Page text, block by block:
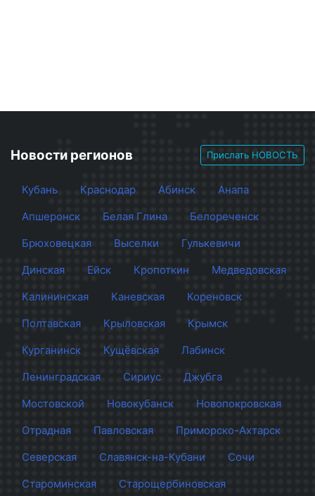
Новости регионов Прислать НОВОСТЬ
Кубань Краснодар Абинск
Анапа
Апшеронск
Белая Глина
Белореченск
Брюховецкая
Выселки
Гулькевичи
Динская
Ейск Кропоткин
Медведовская
Калининская
Каневская
Кореновск
Полтавская
Крыловская
Крымск
Курганинск
Кущёвская
Лабинск
Ленинградская
Сириус
Джубга
Мостовской
Новокубанск
Новопокровская
Отрадная
Павловская
Приморско-Ахтарск
Северская
Славянск-на-Кубани
Сочи
Староминская
Старощербиновская